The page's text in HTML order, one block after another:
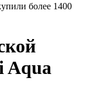
более 1400
Aqua